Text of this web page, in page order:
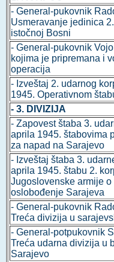
- General-pukovnik
Usmeravanje jedinica
istočnoj Bosni
- General-pukovnik
kojima je pripremana i
operacija
- Izveštaj 2. udarnog
1945. Operativnom
- 3. DIVIZIJA
- Zapovest štaba 3.
aprila 1945. štabovima
za napad na Sarajevo
- Izveštaj štaba 3.
aprila 1945. štabu 2.
Jugoslovenske armije o
oslobođenje Sarajeva
- General-pukovnik
Treća divizija u
- General-potpukovnik
Treća udarna divizija u
Sarajevo